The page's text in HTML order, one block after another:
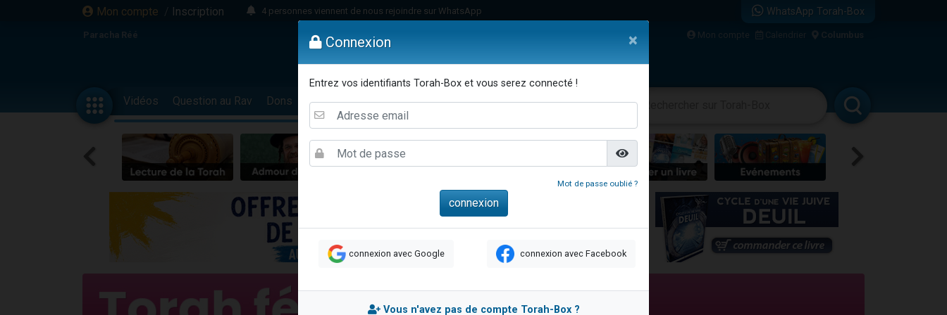
Mon compte / Inscription
4 personnes viennent de nous rejoindre sur WhatsApp
3 personnes viennent de nous rejoindre sur WhatsApp
13 personnes viennent de demander une bénédiction
2 personnes viennent de nous rejoindre sur WhatsApp
30 personnes viennent de faire un don pour Sauvez la jambe de Yohan
Il reste 49 places pour étudier en groupe sur Zoom
12 nouvelles musiques dans Torah-Box Music
3 personnes viennent de nous rejoindre sur WhatsApp
2 personnes viennent de nous rejoindre sur WhatsApp
3 personnes viennent de nous rejoindre sur WhatsApp
2 nouvelles musiques dans Torah-Box Music
8 personnes viennent de faire un don pour Tsédaka : pauvres d'Israel
WhatsApp Torah-Box
Paracha Réé Mon compte Calendrier Columbus
Vidéos Question au Rav Dons Femmes Enfants Etude sur Texte Musique Paracha Divertissements
Connexion ×
Entrez vos identifiants Torah-Box et vous serez connecté !
Mot de passe oublié ?
connexion avec Google connexion avec Facebook
Vous n'avez pas de compte Torah-Box ?